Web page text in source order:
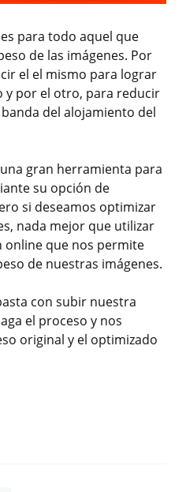
para todo aquel que
de las imágenes. Por
el el mismo para lograr
y por el otro, para reducir
del alojamiento del
gran herramienta para
su opción de
si deseamos optimizar
nada mejor que utilizar
online que nos permite
de nuestras imágenes.
con subir nuestra
el proceso y nos
original y el optimizado